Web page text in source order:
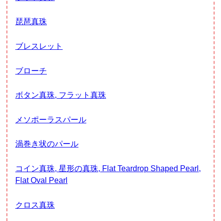
琵琶真珠
ブレスレット
ブローチ
ボタン真珠, フラット真珠
メソポーラスパール
渦巻き状のパール
コイン真珠, 星形の真珠, Flat Teardrop Shaped Pearl,
Flat Oval Pearl
クロス真珠